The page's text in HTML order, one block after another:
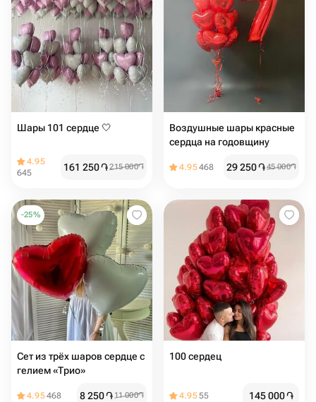
Шары 101 сердце 🤍
4.95
645
161 250֏215 000֏
Воздушные шары красные
сердца на годовщину
4.95468 29 250֏45 000֏
-25%
Сет из трёх шаров сердце с
гелием «Трио»
4.95468 8 250֏11 000֏
100 сердец
4.9555 145 000֏